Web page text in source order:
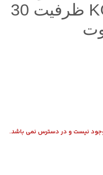
KGD86AI304 ظرفیت 30
نیست و در دسترس نمی باشد.